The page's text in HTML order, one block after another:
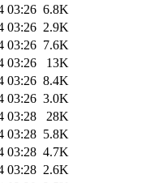
03:26 6.8K
03:26 2.9K
03:26 7.6K
03:26
13K
03:26 8.4K
03:26 3.0K
03:28
28K
03:28 5.8K
03:28 4.7K
03:28 2.6K